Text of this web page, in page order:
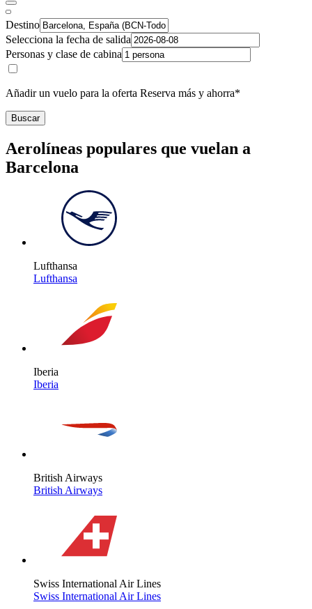
Destino
Selecciona la fecha de salida
Personas y clase de cabina
Añadir un vuelo para la oferta Reserva más y ahorra*
Buscar
Aerolíneas populares que vuelan a
Barcelona
Lufthansa
Lufthansa
Iberia
Iberia
British Airways
British Airways
Swiss International Air Lines
Swiss International Air Lines